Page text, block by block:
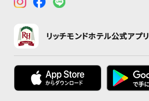
リッチモンドホテル公式アプリ